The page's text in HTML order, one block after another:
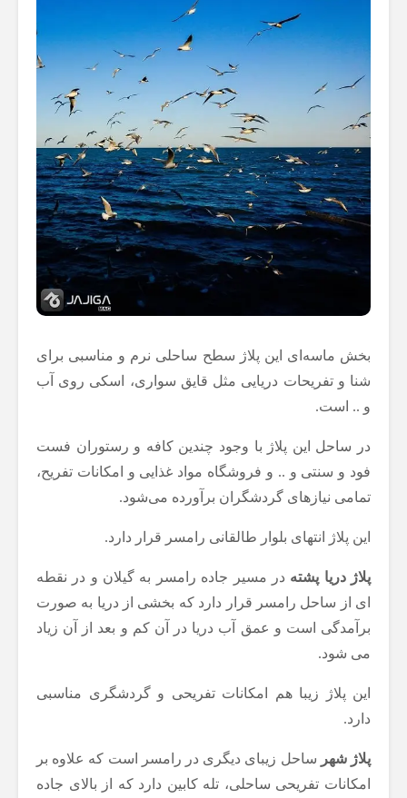
بخش ماسه‌ای این پلاژ سطح ساحلی نرم و مناسبی برای
شنا و تفریحات دریایی مثل قایق سواری، اسکی روی آب
و .. است.
در ساحل این پلاژ با وجود چندین کافه و رستوران فست
فود و سنتی و .. و فروشگاه مواد غذایی و امکانات تفریح،
تمامی نیازهای گردشگران برآورده می‌شود.
این پلاژ انتهای بلوار طالقانی رامسر قرار دارد.
پلاژ دریا پشته در مسیر جاده رامسر به گیلان و در نقطه
ای از ساحل رامسر قرار دارد که بخشی از دریا به صورت
برآمدگی است و عمق آب دریا در آن کم و بعد از آن زیاد
می شود.
این پلاژ زیبا هم امکانات تفریحی و گردشگری مناسبی
دارد.
پلاژ شهر ساحل زیبای دیگری در رامسر است که علاوه بر
امکانات تفریحی ساحلی، تله کابین دارد که از بالای جاده